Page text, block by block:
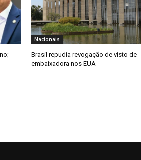
Nacionais
Brasil repudia revogação de visto de
embaixadora nos EUA